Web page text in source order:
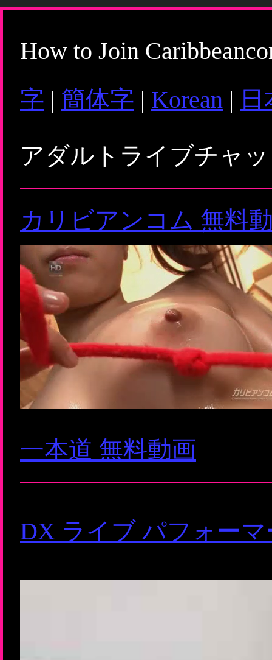
How to Join
字 | 簡体字 | Korean |
アダルトライブチャ
カリビアンコム 無料
一本道 無料動画
DX ライブ パフォー